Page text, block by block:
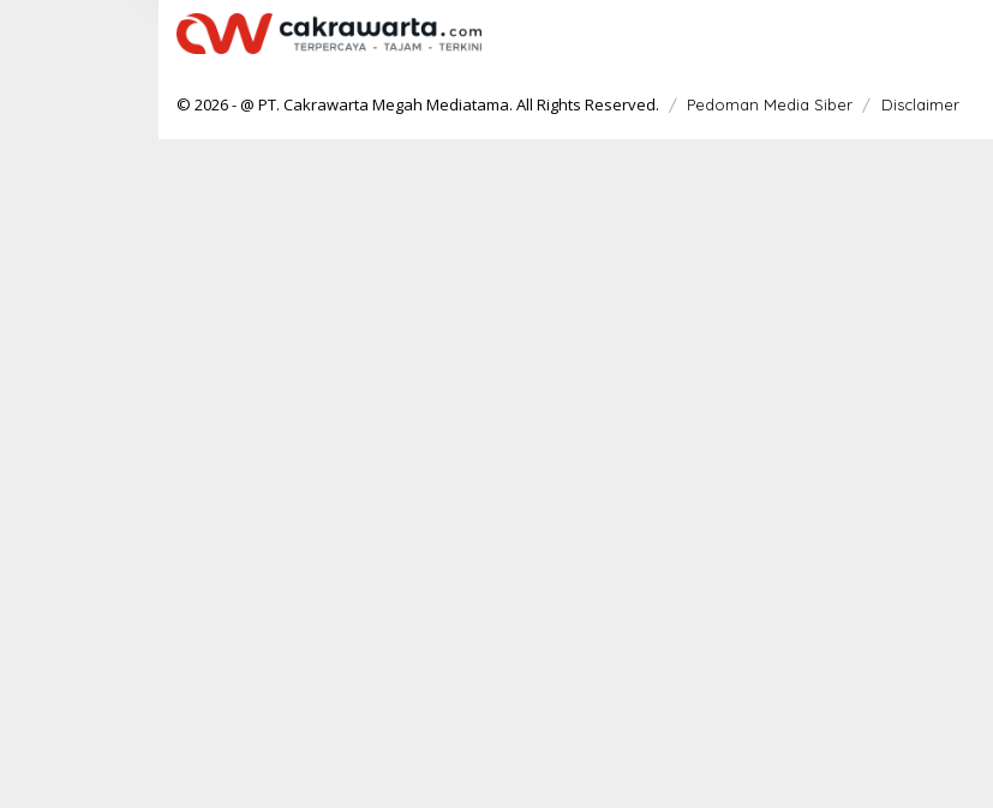
© 2026 - @ PT. Cakrawarta Megah Mediatama. All Rights Reserved. Pedoman Media Siber Disclaimer